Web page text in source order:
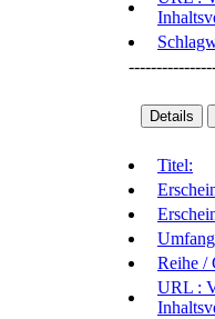
Titel:
Reihe /
URL :